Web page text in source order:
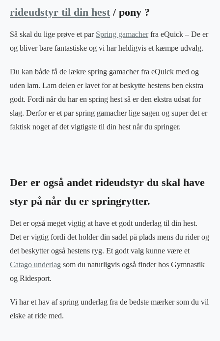
rideudstyr til din hest / pony ?
Så skal du lige prøve et par Spring gamacherfra eQuick – De er
og bliver bare fantastiske og vi har heldigvis et kæmpe udvalg.
Du kan både få de lækre spring gamacher fra eQuick med og
uden lam. Lam delen er lavet for at beskytte hestens ben ekstra
godt. Fordi når du har en spring hest så er den ekstra udsat for
slag. Derfor er et par spring gamacher lige sagen og super det er
faktisk noget af det vigtigste til din hest når du springer.
Der er også andet rideudstyr du skal have
styr på når du er springrytter.
Det er også meget vigtig at have et godt underlag til din hest.
Det er vigtig fordi det holder din sadel på plads mens du rider og
det beskytter også hestens ryg. Et godt valg kunne være et
Catago underlag som du naturligvis også finder hos Gymnastik
og Ridesport.
Vi har et hav af spring underlag fra de bedste mærker som du vil
elske at ride med.